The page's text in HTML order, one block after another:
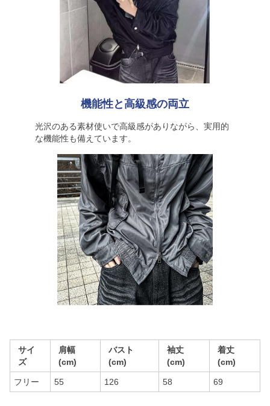
機能性と高級感の両立
光沢のある素材使いで高級感がありながら、実用的
な機能性も備えています。
サイ
ズ
肩幅
(cm)
バスト
(cm)
袖丈
(cm)
着丈
(cm)
フリー 55 126 58 69